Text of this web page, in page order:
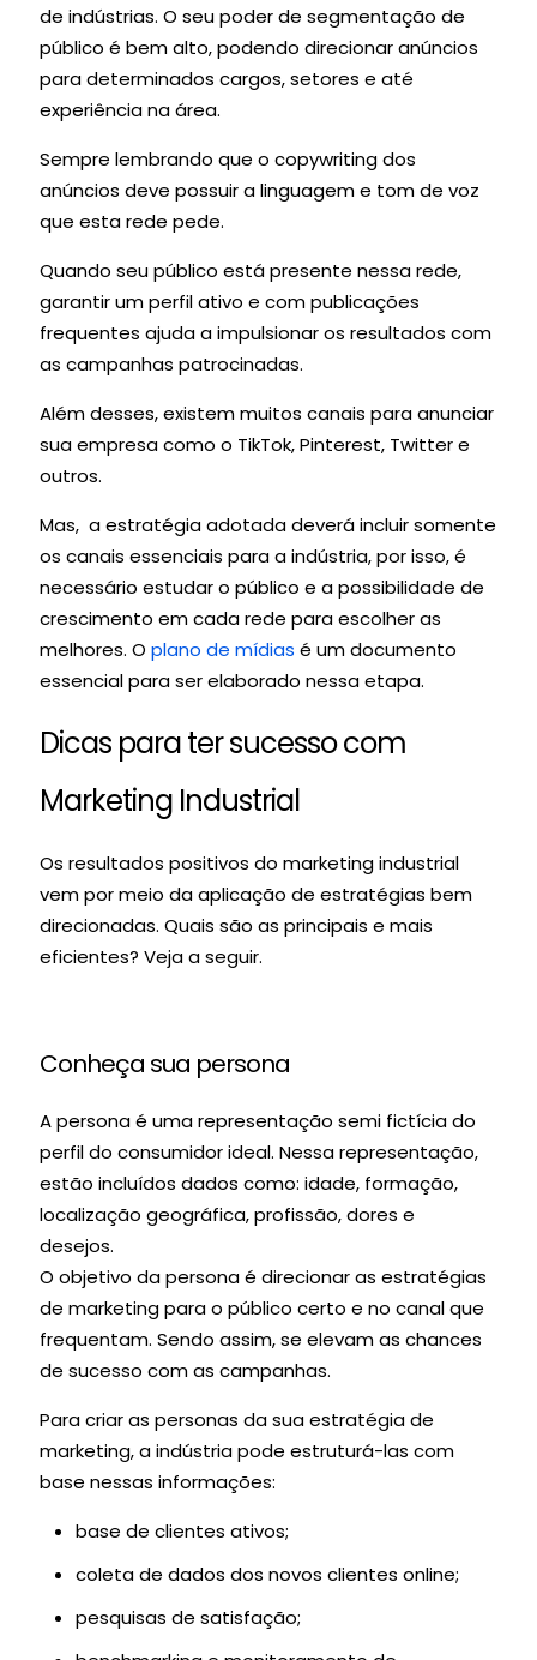
de indústrias. O seu poder de segmentação de
público é bem alto, podendo direcionar anúncios
para determinados cargos, setores e até
experiência na área.
Sempre lembrando que o copywriting dos
anúncios deve possuir a linguagem e tom de voz
que esta rede pede.
Quando seu público está presente nessa rede,
garantir um perfil ativo e com publicações
frequentes ajuda a impulsionar os resultados com
as campanhas patrocinadas.
Além desses, existem muitos canais para anunciar
sua empresa como o TikTok, Pinterest, Twitter e
outros.
Mas, a estratégia adotada deverá incluir somente
os canais essenciais para a indústria, por isso, é
necessário estudar o público e a possibilidade de
crescimento em cada rede para escolher as
melhores. O plano de mídias é um documento
essencial para ser elaborado nessa etapa.
Dicas para ter sucesso com
Marketing Industrial
Os resultados positivos do marketing industrial
vem por meio da aplicação de estratégias bem
direcionadas. Quais são as principais e mais
eficientes? Veja a seguir.
Conheça sua persona
A persona é uma representação semi fictícia do
perfil do consumidor ideal. Nessa representação,
estão incluídos dados como: idade, formação,
localização geográfica, profissão, dores e
desejos.
O objetivo da persona é direcionar as estratégias
de marketing para o público certo e no canal que
frequentam. Sendo assim, se elevam as chances
de sucesso com as campanhas.
Para criar as personas da sua estratégia de
marketing, a indústria pode estruturá-las com
base nessas informações:
base de clientes ativos;
coleta de dados dos novos clientes online;
pesquisas de satisfação;